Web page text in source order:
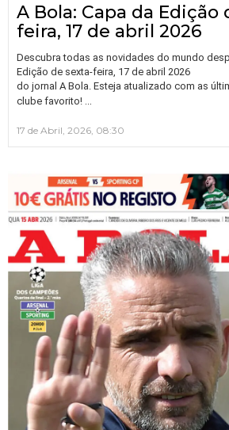
A Bola: Capa da Edição
feira, 17 de abril 2026
Descubra todas as novidades do mundo
Edição de sexta-feira, 17 de abril 2026
do jornal A Bola. Esteja atualizado com as
clube favorito!
17 de Abril, 2026, 08:30